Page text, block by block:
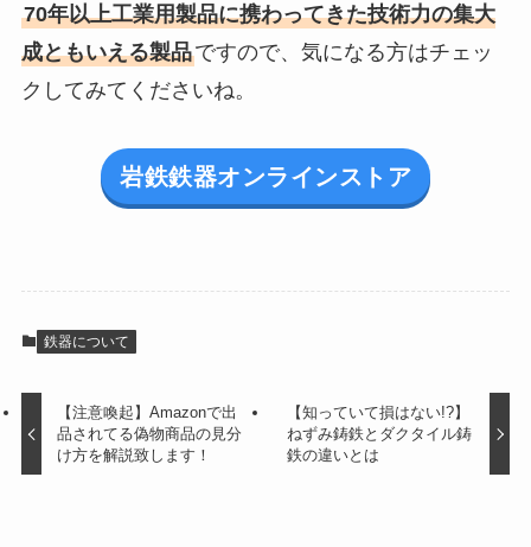
70年以上工業用製品に携わってきた技術力の集大
成ともいえる製品ですので、気になる方はチェッ
クしてみてくださいね。
岩鉄鉄器オンラインストア
鉄器について
【注意喚起】Amazonで出
品されてる偽物商品の見分
け方を解説致します！
【知っていて損はない!?】
ねずみ鋳鉄とダクタイル鋳
鉄の違いとは